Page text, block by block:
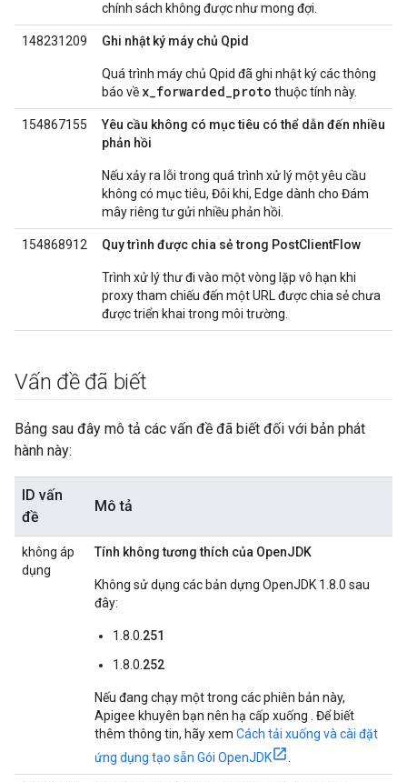
chính sách không được như mong đợi.
148231209 Ghi nhật ký máy chủ Qpid
Quá trình máy chủ Qpid đã ghi nhật ký các thông
báo về x_forwarded_proto thuộc tính này.
154867155
Yêu cầu không có mục tiêu có thể dẫn đến nhiều
phản hồi
Nếu xảy ra lỗi trong quá trình xử lý một yêu cầu
không có mục tiêu, Đôi khi, Edge dành cho Đám
mây riêng tư gửi nhiều phản hồi.
154868912 Quy trình được chia sẻ trong PostClientFlow
Trình xử lý thư đi vào một vòng lặp vô hạn khi
proxy tham chiếu đến một URL được chia sẻ chưa
được triển khai trong môi trường.
Vấn đề đã biết
Bảng sau đây mô tả các vấn đề đã biết đối với bản phát
hành này:
ID vấn
đề
Mô tả
không áp
dụng
Tính không tương thích của OpenJDK
Không sử dụng các bản dựng OpenJDK 1.8.0 sau
đây:
1.8.0. 251
1.8.0. 252
Nếu đang chạy một trong các phiên bản này,
Apigee khuyên bạn nên hạ cấp xuống . Để biết
thêm thông tin, hãy xem Cách tải xuống và cài đặt
ứng dụng tạo sẵn Gói OpenJDK